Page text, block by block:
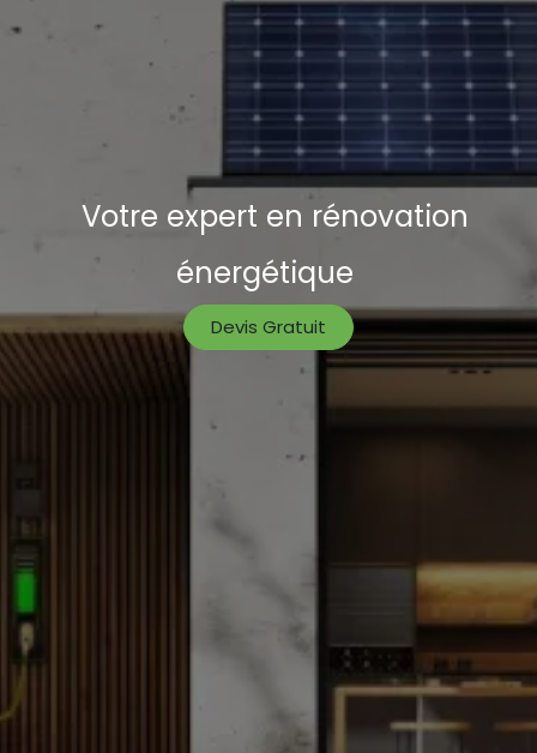
Votre expert en rénovation
énergétique
Devis Gratuit